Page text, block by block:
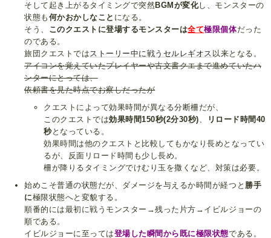
そして起き上がるタイミングで突然BGMが変化し、モンスターの
状態も 何かおかしなこと になる。
そう、 このクエストに登場するモンスターは全て極限個体だった
のである。
旅団クエストではストーリー中に戦うセルレギオス 以来となる。
アイコンを覚えていたプレイヤーや古文書クエまで進めていたハ
ンターにとっては、
依頼書を見た時点でお察しだったが
クエストによって効果時間が異なる分断柵だが、
このクエストでは効果時間150秒(2分30秒)、
リロード時間40
秒となっている。
効果時間は他のクエストと比較してもかなり長めとなってい
るが、反面リロード時間も少し長め。
柵が降りるタイミングでけむり玉を撒くなど、対策は必要。
始めこそ普通の状態だが、ダメージを与えるか時間が経つと 勝手
に極限状態へと変貌する。
順番的には最初に戦うモンスター→残った片方→イビルジョーの
順である。
イビルジョーに至っては登場した瞬間から既に極限状態である。